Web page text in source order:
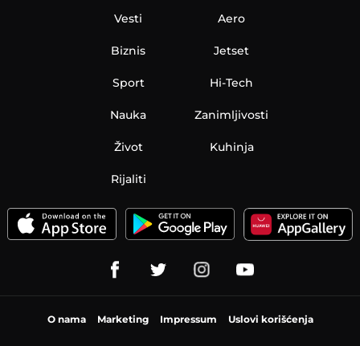
Vesti
Biznis
Sport
Nauka
Aero
Jetset
Hi-Tech
Zanimljivosti
Život Kuhinja
Rijaliti
O nama Marketing Impressum Uslovi korišćenja